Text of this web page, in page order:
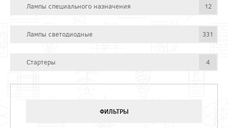
Лампы специального назначения 12
Лампы светодиодные 331
Стартеры 4
ФИЛЬТРЫ